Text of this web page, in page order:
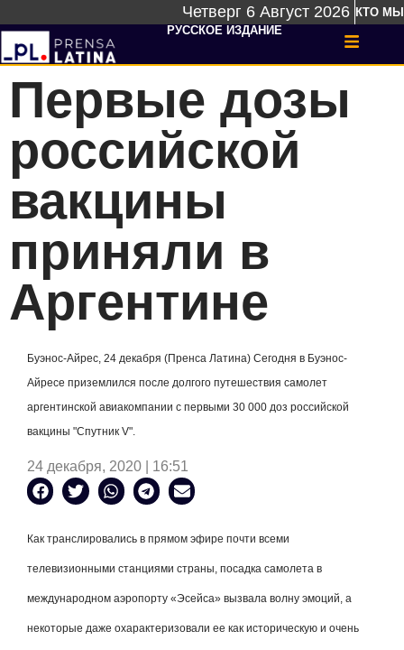
Четверг 6 Август 2026 КТО МЫ
РУССКОЕ ИЗДАНИЕ
Первые дозы
российской
вакцины
приняли в
Аргентине
Буэнос-Айрес, 24 декабря (Пренса Латина) Сегодня в Буэнос-
Айресе приземлился после долгого путешествия самолет
аргентинской авиакомпании с первыми 30 000 доз российской
вакцины "Спутник V".
24 декабря, 2020 | 16:51
Как транслировались в прямом эфире почти всеми
телевизионными станциями страны, посадка самолета в
международном аэропорту «Эсейса» вызвала волну эмоций, а
некоторые даже охарактеризовали ее как историческую и очень